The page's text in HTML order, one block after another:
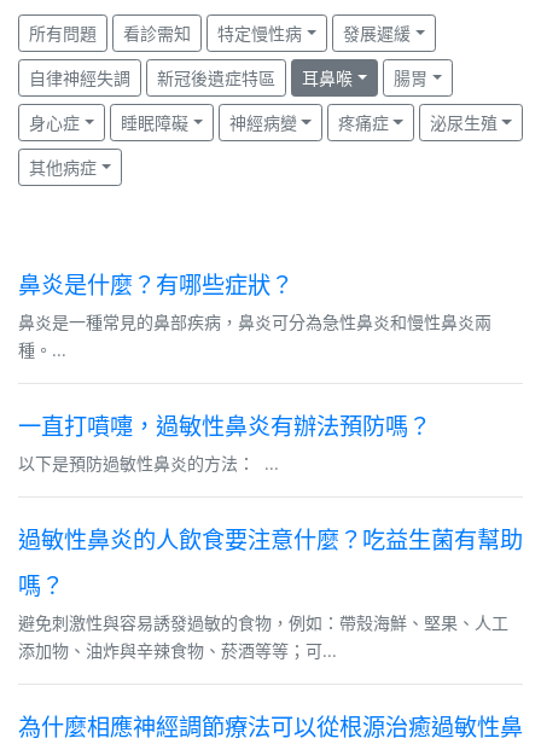
所有問題 看診需知 特定慢性病
發展遲緩
自律神經失調
新冠後遺症特區 耳鼻喉
腸胃
身心症
睡眠障礙 神經病變 疼痛症
泌尿生殖
其他病症
鼻炎是什麼？有哪些症狀？
鼻炎是一種常見的鼻部疾病，鼻炎可分為急性鼻炎和慢性鼻炎兩
種。...
一直打噴嚏，過敏性鼻炎有辦法預防嗎？
以下是預防過敏性鼻炎的方法： ...
過敏性鼻炎的人飲食要注意什麼？吃益生菌有幫助
嗎？
避免刺激性與容易誘發過敏的食物，例如：帶殼海鮮、堅果、人工
添加物、油炸與辛辣食物、菸酒等等；可...
為什麼相應神經調節療法可以從根源治癒過敏性鼻